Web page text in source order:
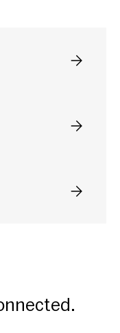
Selecteer
Selecteer
Selecteer